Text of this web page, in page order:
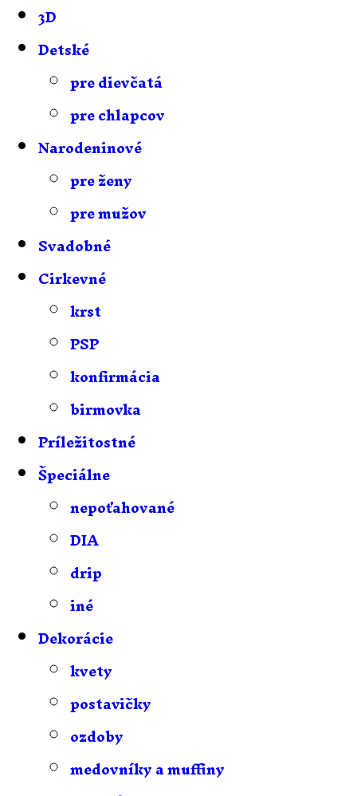
3D
Detské
pre dievčatá
pre chlapcov
Narodeninové
pre ženy
pre mužov
Svadobné
Cirkevné
krst
PSP
konfirmácia
birmovka
Príležitostné
Špeciálne
nepoťahované
DIA
drip
iné
Dekorácie
kvety
postavičky
ozdoby
medovníky a muffiny